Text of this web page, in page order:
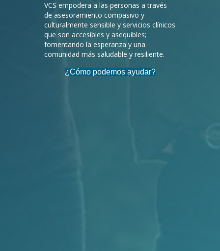
VCS empodera a las personas a través
de asesoramiento compasivo y
culturalmente sensible y servicios clínicos
que son accesibles y asequibles;
fomentando la esperanza y una
comunidad más saludable y resiliente.
¿Cómo podemos ayudar?